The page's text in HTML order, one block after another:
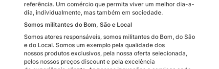
referência. Um comércio que permita viver um melhor dia-a-
dia, individualmente, mas também em sociedade.
Somos militantes do Bom, São e Local
Somos atores responsáveis, somos militantes do Bom, do São
e do Local. Somos um exemplo pela qualidade dos
nossos produtos exclusivos, pela nossa oferta selecionada,
pelos nossos preços discount e pela excelência